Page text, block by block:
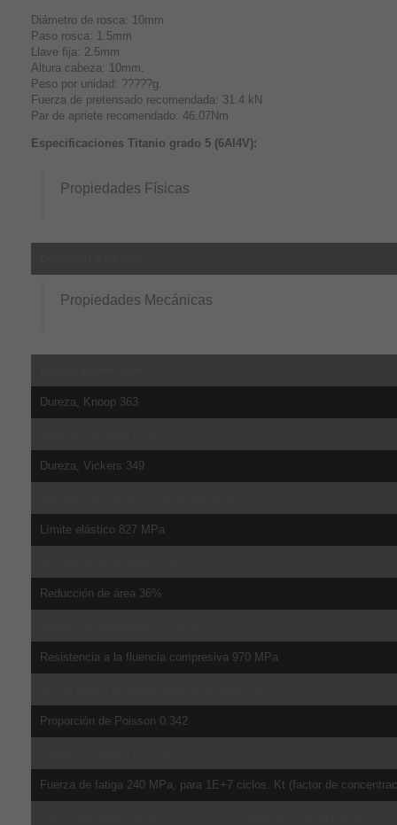
Diámetro de rosca: 10mm
Paso rosca: 1.5mm
Llave fija: 2.5mm
Altura cabeza: 10mm.
Peso por unidad: ?????g.
Fuerza de pretensado recomendada: 31.4 kN
Par de apriete recomendado: 46.07Nm
Especificaciones Titanio grado 5 (6Al4V):
Propiedades Físicas
Propiedades Mecánicas
Dureza, Knoop 363
Dureza, Vickers 349
Límite elástico 827 MPa
Reducción de área 36%
Resistencia a la fluencia compresiva 970 MPa
Proporción de Poisson 0.342
Fuerza de fatiga 240 MPa, para 1E+7 ciclos. Kt (factor de